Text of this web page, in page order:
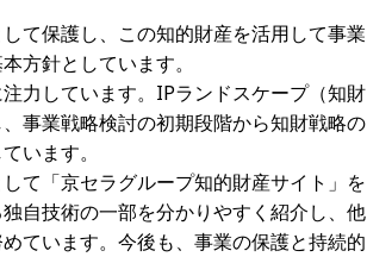
て保護し、この知的財産を活用して事業
方針としています。
力しています。IPランドスケープ（知財
事業戦略検討の初期段階から知財戦略の
います。
て「京セラグループ知的財産サイト」を
自技術の一部を分かりやすく紹介し、他
ています。今後も、事業の保護と持続的